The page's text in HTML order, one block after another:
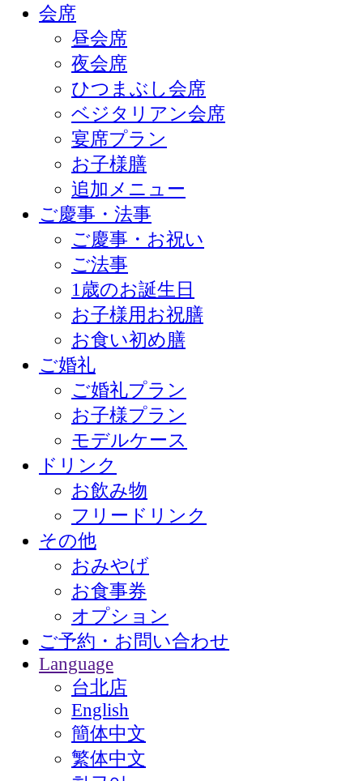
会席
昼会席
夜会席
ひつまぶし会席
ベジタリアン会席
宴席プラン
お子様膳
追加メニュー
ご慶事・法事
ご慶事・お祝い
ご法事
1歳のお誕生日
お子様用お祝膳
お食い初め膳
ご婚礼
ご婚礼プラン
お子様プラン
モデルケース
ドリンク
お飲み物
フリードリンク
その他
おみやげ
お食事券
オプション
ご予約・お問い合わせ
Language
台北店
English
簡体中文
繁体中文